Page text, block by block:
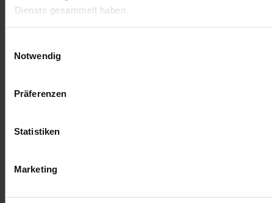
Dienste gesammelt haben.
Notwendig
Präferenzen
Statistiken
Marketing
Allgemeine Geschäftsbediengungen
Impressum